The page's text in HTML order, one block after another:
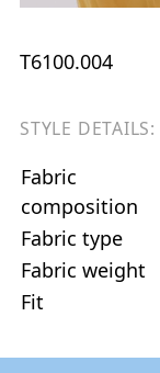
T6100.004
STYLE DETAILS:
Fabric
composition
Fabric type
Fabric weight
Fit